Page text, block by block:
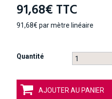
91,68€TTC
91,68€ par mètre linéaire
Quantité
AJOUTER AU PANIER